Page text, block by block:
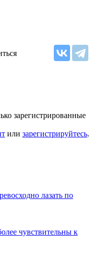
зарегистрированные
или зарегистрируйтесь.
лазать по
чувствительны к